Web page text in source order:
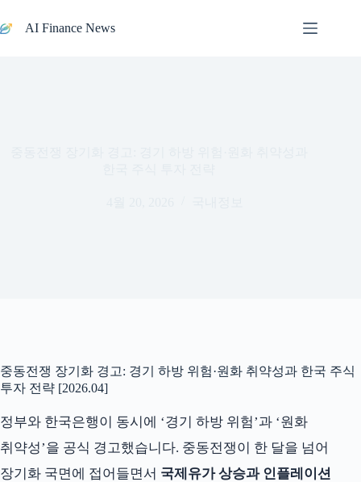
건너뛰기AI Finance News
중동전쟁 장기화 경고: 경기 하방 위험·원화 취약성과 한국 주식
투자 전략 [2026.04]
정부와 한국은행이 동시에 ‘경기 하방 위험’과 ‘원화
취약성’을 공식 경고했습니다. 중동전쟁이 한 달을 넘어
장기화 국면에 접어들면서 국제유가 상승과 인플레이션